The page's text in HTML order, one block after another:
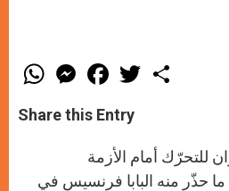
W
h
t
s
M
e
s
e
e
r
F
a
e
b
o
k
w
Share this Entry
للتحرّك أمام الأزمة
ما حذّر منه البابا فرنسيس في